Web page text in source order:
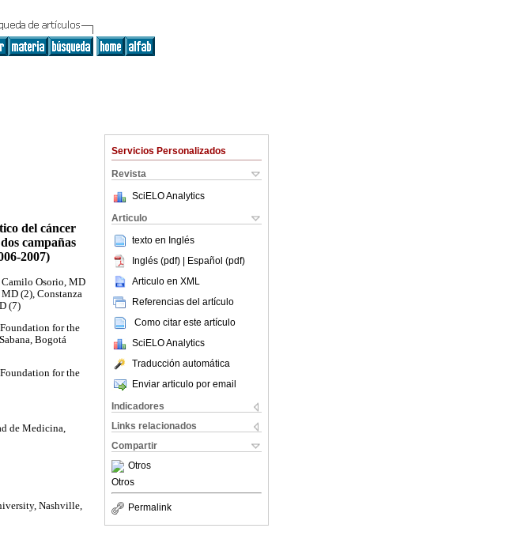
Servicios Personalizados
Revista
SciELO Analytics
Articulo
texto en Inglés
Inglés (pdf) | Español (pdf)
Articulo en XML
Referencias del artículo
Como citar este artículo
SciELO Analytics
Traducción automática
Enviar articulo por email
Indicadores
Links relacionados
Compartir
Otros
Otros
Permalink
del cáncer
campañas
2007)
Osorio, MD
(2), Constanza
(7)
for the
Bogotá
for the
de Medicina,
Nashville,